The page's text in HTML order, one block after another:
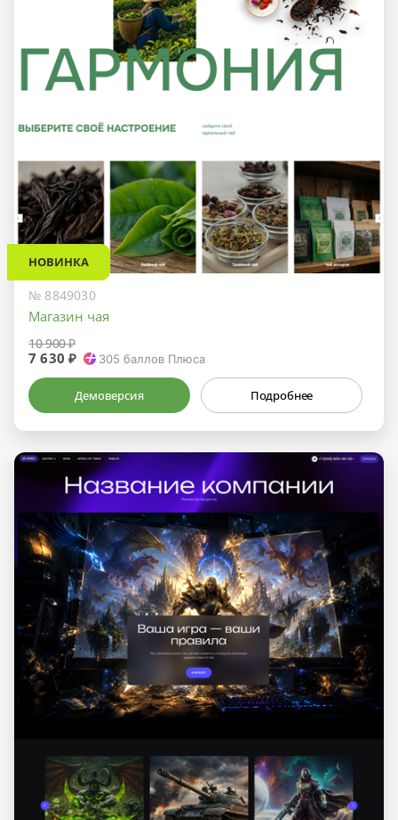
НОВИНКА
№ 8849030
Магазин чая
10 900 ₽
7 630 ₽ 305 баллов Плюса
Демоверсия Подробнее